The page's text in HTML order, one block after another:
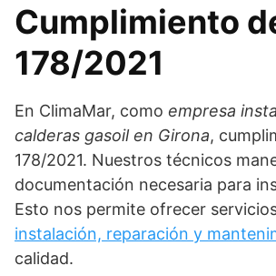
Cumplimiento
178/2021
En ClimaMar, como empresa
calderas gasoil en Girona,
178/2021. Nuestros técnicos
documentación necesaria para
Esto nos permite ofrecer
instalación, reparación y
calidad.